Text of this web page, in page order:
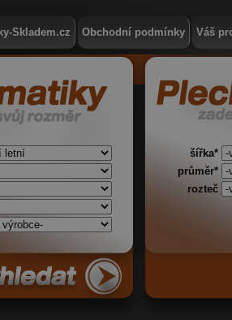
Skladem.cz Obchodní podmínky Váš
šířka*
průměr*
rozteč